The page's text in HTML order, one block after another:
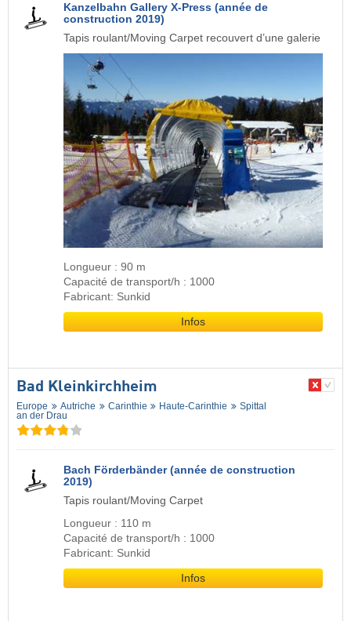
Kanzelbahn Gallery X-Press (année de
construction 2019)
Tapis roulant/Moving Carpet recouvert d’une galerie
Longueur : 90 m
Capacité de transport/h : 1000
Fabricant: Sunkid
Infos
Bad Kleinkirchheim
Europe Autriche Carinthie Haute-Carinthie
Spittal
an der Drau
Bach Förderbänder (année de construction
2019)
Tapis roulant/Moving Carpet
Longueur : 110 m
Capacité de transport/h : 1000
Fabricant: Sunkid
Infos